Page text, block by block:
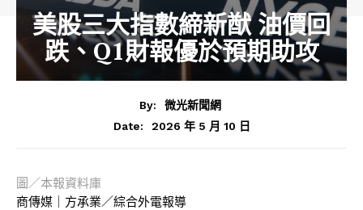
美股三大指數締新猷 油價回
跌、Q1財報優於預期助攻
By:
微光新聞網
Date:
2026 年 5 月 10 日
圖／本報資料庫
商傳媒｜方承業／綜合外電報導